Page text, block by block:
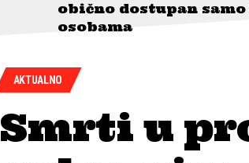
obično dostupan samo
osobama
AKTUALNO
Smrti u